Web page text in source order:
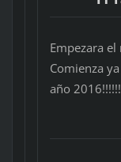
Empezara
Comienza
año 2016!!!!!!